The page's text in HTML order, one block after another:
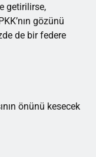
getirilirse,
gözünü
de bir federe
önünü kesecek